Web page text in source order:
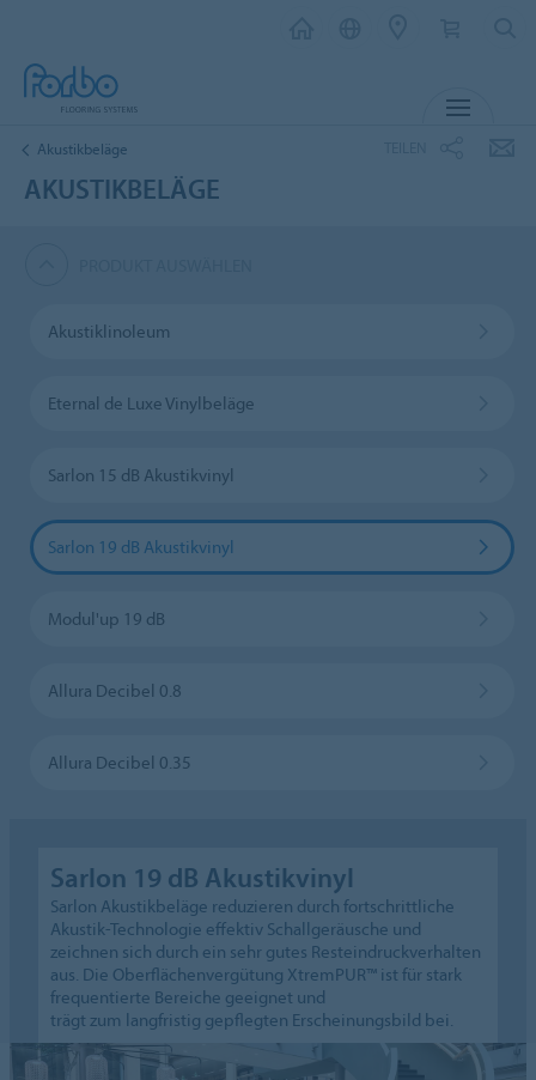
Akustikbeläge
AKUSTIKBELÄGE
Akustiklinoleum
Eternal de Luxe Vinylbeläge
Sarlon 15 dB Akustikvinyl
Sarlon 19 dB Akustikvinyl
Modul'up 19 dB
Allura Decibel 0.8
Allura Decibel 0.35
Sarlon 19 dB Akustikvinyl
Sarlon Akustikbeläge reduzieren durch fortschrittliche
Akustik-Technologie effektiv Schallgeräusche und
zeichnen sich durch ein sehr gutes Resteindruckverhalten
aus. Die Oberflächenvergütung XtremPUR™ ist für stark
frequentierte Bereiche geeignet und
trägt zum langfristig gepflegten Erscheinungsbild bei.